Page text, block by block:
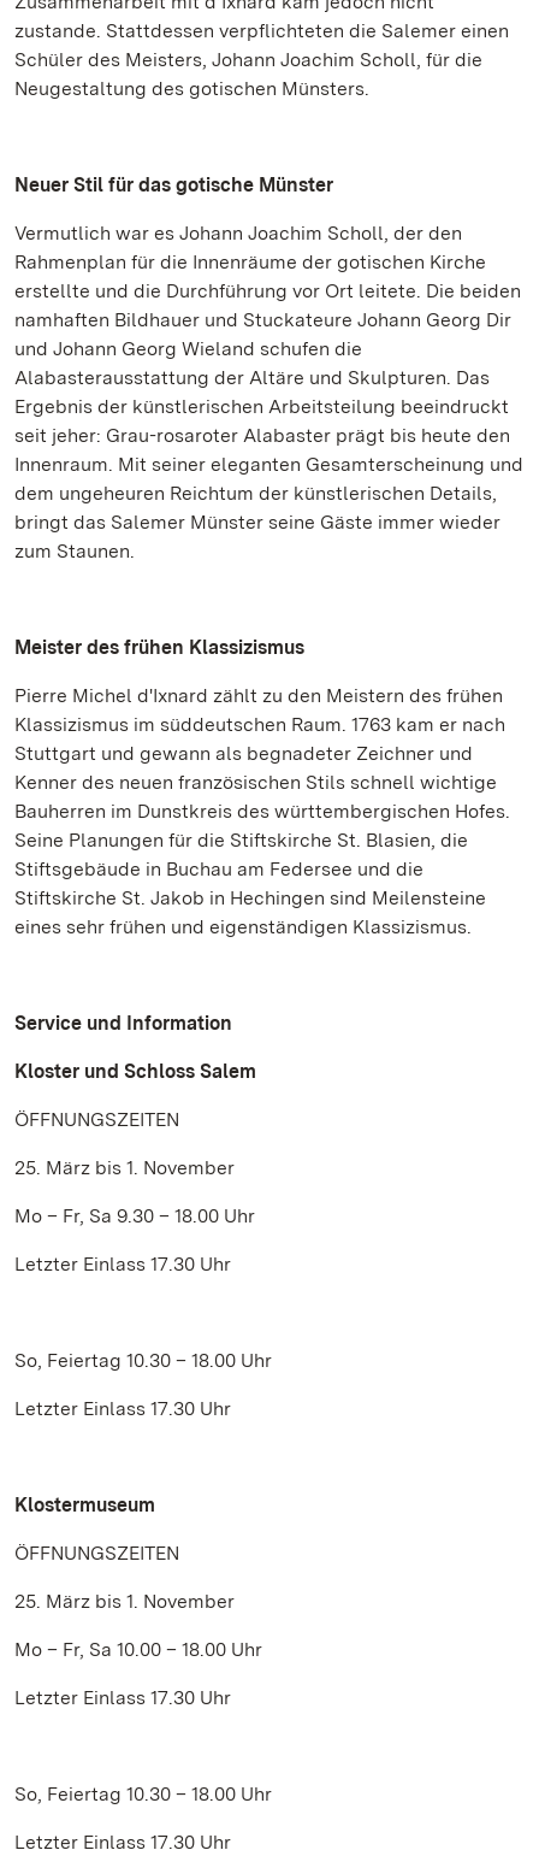
zustande. Stattdessen verpflichteten die Salemer einen
Schüler des Meisters, Johann Joachim Scholl, für die
Neugestaltung des gotischen Münsters.
Neuer Stil für das gotische Münster
Vermutlich war es Johann Joachim Scholl, der den
Rahmenplan für die Innenräume der gotischen Kirche
erstellte und die Durchführung vor Ort leitete. Die beiden
namhaften Bildhauer und Stuckateure Johann Georg Dir
und Johann Georg Wieland schufen die
Alabasterausstattung der Altäre und Skulpturen. Das
Ergebnis der künstlerischen Arbeitsteilung beeindruckt
seit jeher: Grau-rosaroter Alabaster prägt bis heute den
Innenraum. Mit seiner eleganten Gesamterscheinung und
dem ungeheuren Reichtum der künstlerischen Details,
bringt das Salemer Münster seine Gäste immer wieder
zum Staunen.
Meister des frühen Klassizismus
Pierre Michel d'Ixnard zählt zu den Meistern des frühen
Klassizismus im süddeutschen Raum. 1763 kam er nach
Stuttgart und gewann als begnadeter Zeichner und
Kenner des neuen französischen Stils schnell wichtige
Bauherren im Dunstkreis des württembergischen Hofes.
Seine Planungen für die Stiftskirche St. Blasien, die
Stiftsgebäude in Buchau am Federsee und die
Stiftskirche St. Jakob in Hechingen sind Meilensteine
eines sehr frühen und eigenständigen Klassizismus.
Service und Information
Kloster und Schloss Salem
ÖFFNUNGSZEITEN
25. März bis 1. November
Mo – Fr, Sa 9.30 – 18.00 Uhr
Letzter Einlass 17.30 Uhr
So, Feiertag 10.30 – 18.00 Uhr
Letzter Einlass 17.30 Uhr
Klostermuseum
ÖFFNUNGSZEITEN
25. März bis 1. November
Mo – Fr, Sa 10.00 – 18.00 Uhr
Letzter Einlass 17.30 Uhr
So, Feiertag 10.30 – 18.00 Uhr
Letzter Einlass 17.30 Uhr